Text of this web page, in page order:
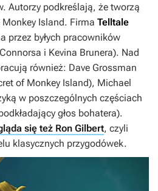
Autorzy podkreślają, że tworzą
Monkey Island. Firma Telltale
przez byłych pracowników
i Kevina Brunera). Nad
również: Dave Grossman
of Monkey Island), Michael
w poszczególnych częściach
głos bohatera).
się też Ron Gilbert, czyli
klasycznych przygodówek.